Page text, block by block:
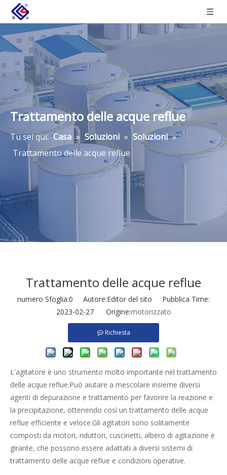
Trattamento delle acque reflue
Tu sei qui: Casa » Soluzioni » Soluzioni »
Trattamento delle acque reflue
Trattamento delle acque reflue
numero Sfoglia:0 Autore:Editor del sito Pubblica Time:
2023-02-27 Origine:motorizzato
Richiesta
L'agitatore è uno strumento molto importante nel trattamento
delle acque reflue.Può aiutare a mescolare insieme diversi
agenti di depurazione e trattamento per favorire la reazione e
la precipitazione, ottenendo così un trattamento delle acque
reflue efficiente e veloce.Gli agitatori sono solitamente
composti da motori, riduttori, cuscinetti, albero di agitazione e
girante, che possono essere adattati a diversi sistemi di
trattamento delle acque reflue e condizioni operative.